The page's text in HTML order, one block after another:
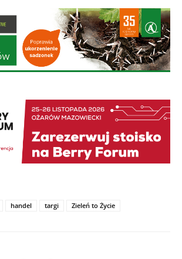
handel targi Zieleń to Życie